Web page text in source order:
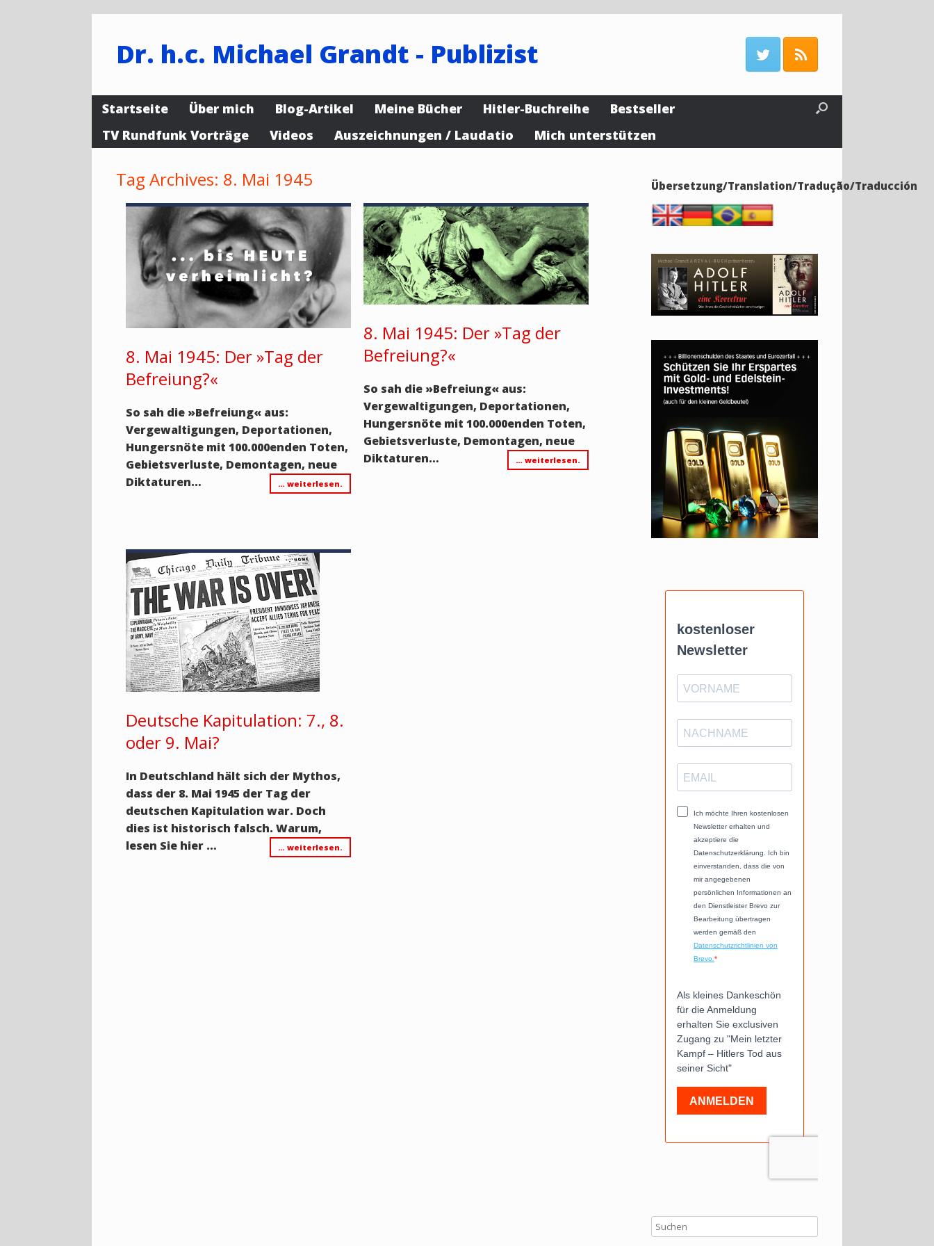
Dr. h.c. Michael Grandt - Publizist
Startseite Über mich Blog-Artikel Meine Bücher Hitler-Buchreihe
Bestseller
TV Rundfunk Vorträge
Videos Auszeichnungen / Laudatio Mich unterstützen
Tag Archives: 8. Mai 1945
8. Mai 1945: Der »Tag der
Befreiung?«
So sah die »Befreiung« aus:
Vergewaltigungen, Deportationen,
Hungersnöte mit 100.000enden Toten,
Gebietsverluste, Demontagen, neue
Diktaturen…
… weiterlesen.
8. Mai 1945: Der »Tag der
Befreiung?«
So sah die »Befreiung«aus:
Vergewaltigungen, Deportationen,
Hungersnöte mit 100.000enden Toten,
Gebietsverluste, Demontagen, neue
Diktaturen…
… weiterlesen.
Deutsche Kapitulation: 7., 8.
oder 9. Mai?
In Deutschland hält sich der Mythos,
dass der 8. Mai 1945 der Tag der
deutschen Kapitulation war. Doch
dies ist historisch falsch. Warum,
lesen Sie hier …
… weiterlesen.
Übersetzung/Translation/Tradução/Traducción